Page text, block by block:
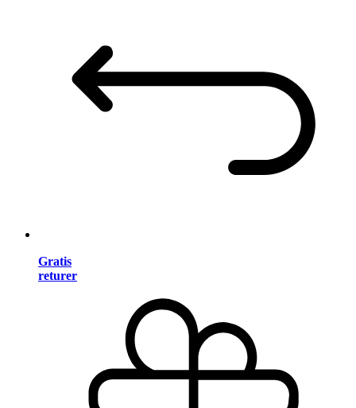
Gratis
returer